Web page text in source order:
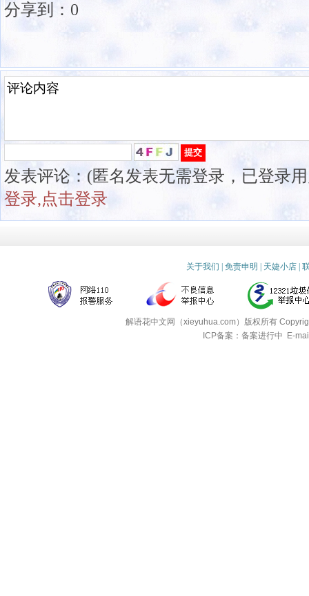
分享到： 0
发表评论：(匿名发表无需登录，已登录
登录,点击登录
关于我们 免责申明 天婕小店
解语花中文网（xieyuhua.com）版权所有
ICP备案：备案进行中
E-